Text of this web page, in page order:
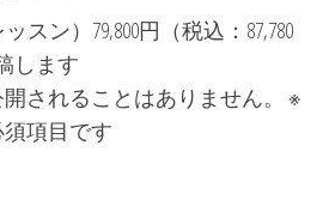
スン）79,800円（税込：87,780
します
されることはありません。
※
項目です